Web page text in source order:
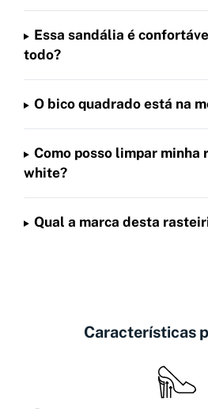
Essa sandália é
todo?
O bico quadrado está na
Como posso limpar
white?
Qual a marca desta
Características